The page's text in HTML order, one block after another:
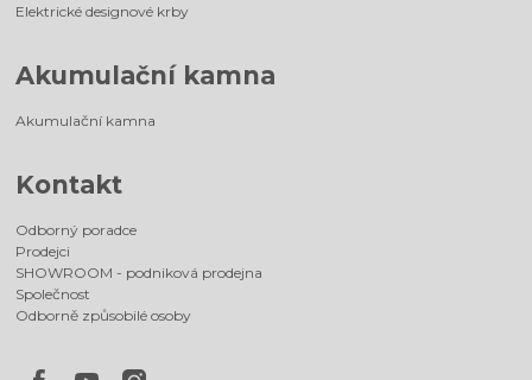
Elektrické designové krby
Akumulační kamna
Akumulační kamna
Kontakt
Odborný poradce
Prodejci
SHOWROOM - podniková prodejna
Společnost
Odborně způsobilé osoby